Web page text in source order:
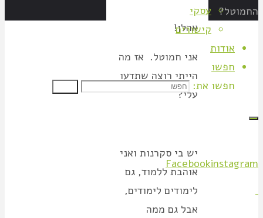
עסקי
קישורים
אודות
חפשו
חפשו את:
Facebookinstagram
אהלן!
אני חמוטל. אז מה
הייתי רוצה שתדעו
עלי?
יש בי סקרנות ואני
אוהבת ללמוד, גם
לימודים לימודים,
אבל גם ממה
החמוטל?